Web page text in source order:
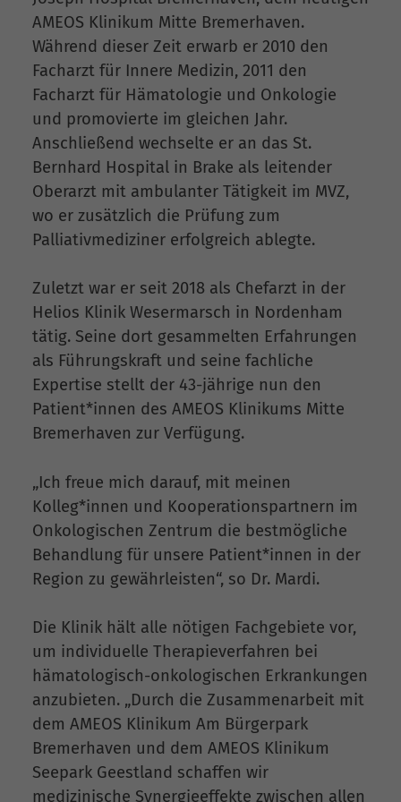
AMEOS Klinikum Mitte Bremerhaven.
Während dieser Zeit erwarb er 2010 den
Facharzt für Innere Medizin, 2011 den
Facharzt für Hämatologie und Onkologie
und promovierte im gleichen Jahr.
Anschließend wechselte er an das St.
Bernhard Hospital in Brake als leitender
Oberarzt mit ambulanter Tätigkeit im MVZ,
wo er zusätzlich die Prüfung zum
Palliativmediziner erfolgreich ablegte.
Zuletzt war er seit 2018 als Chefarzt in der
Helios Klinik Wesermarsch in Nordenham
tätig. Seine dort gesammelten Erfahrungen
als Führungskraft und seine fachliche
Expertise stellt der 43-jährige nun den
Patient*innen des AMEOS Klinikums Mitte
Bremerhaven zur Verfügung.
„Ich freue mich darauf, mit meinen
Kolleg*innen und Kooperationspartnern im
Onkologischen Zentrum die bestmögliche
Behandlung für unsere Patient*innen in der
Region zu gewährleisten“, so Dr. Mardi.
Die Klinik hält alle nötigen Fachgebiete vor,
um individuelle Therapieverfahren bei
hämatologisch-onkologischen Erkrankungen
anzubieten. „Durch die Zusammenarbeit mit
dem AMEOS Klinikum Am Bürgerpark
Bremerhaven und dem AMEOS Klinikum
Seepark Geestland schaffen wir
medizinische Synergieeffekte zwischen allen